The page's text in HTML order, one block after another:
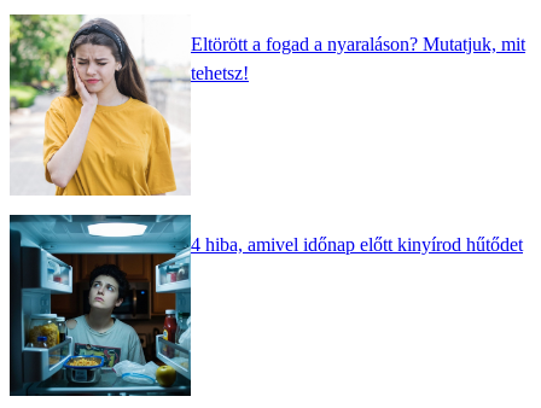
Eltörött a fogad a nyaraláson? Mutatjuk, mit
tehetsz!
4 hiba, amivel időnap előtt kinyírod hűtődet